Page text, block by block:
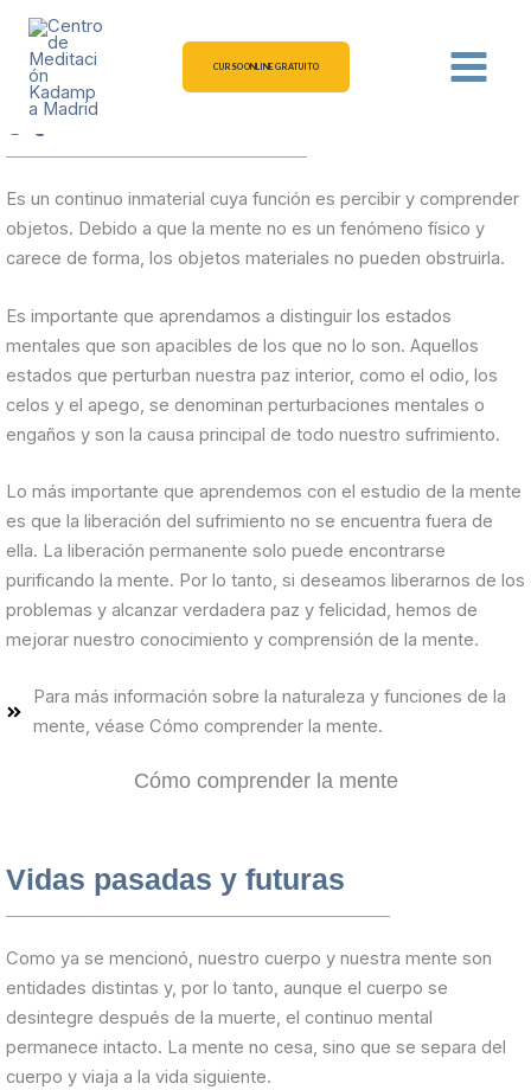
contenido
CURSO ONLINE GRATUITO
CREENCIAS BUDISTAS
¿Qué es la mente?
Es un continuo inmaterial cuya función es percibir y comprender
objetos. Debido a que la mente no es un fenómeno físico y
carece de forma, los objetos materiales no pueden obstruirla.
Es importante que aprendamos a distinguir los estados
mentales que son apacibles de los que no lo son. Aquellos
estados que perturban nuestra paz interior, como el odio, los
celos y el apego, se denominan perturbaciones mentales o
engaños y son la causa principal de todo nuestro sufrimiento.
Lo más importante que aprendemos con el estudio de la mente
es que la liberación del sufrimiento no se encuentra fuera de
ella. La liberación permanente solo puede encontrarse
purificando la mente. Por lo tanto, si deseamos liberarnos de los
problemas y alcanzar verdadera paz y felicidad, hemos de
mejorar nuestro conocimiento y comprensión de la mente.
Para más información sobre la naturaleza y funciones de la
mente, véase Cómo comprender la mente.
Cómo comprender la mente
Vidas pasadas y futuras
Como ya se mencionó, nuestro cuerpo y nuestra mente son
entidades distintas y, por lo tanto, aunque el cuerpo se
desintegre después de la muerte, el continuo mental
permanece intacto. La mente no cesa, sino que se separa del
cuerpo y viaja a la vida siguiente.